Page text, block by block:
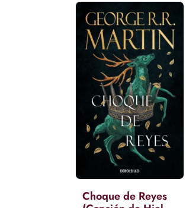
Choque de Reyes